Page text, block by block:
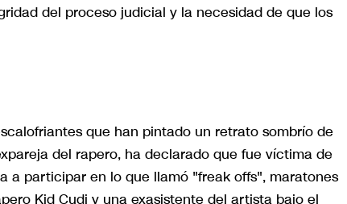
del proceso judicial y la necesidad de que los
que han pintado un retrato sombrío de
del rapero, ha declarado que fue víctima de
a participar en lo que llamó "freak offs", maratones
Kid Cudi y una exasistente del artista bajo el